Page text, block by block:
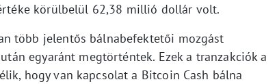
körülbelül 62,38 millió dollár volt.
több jelentős bálnabefektetői mozgást
egyaránt megtörténtek. Ezek a tranzakciók a
hogy van kapcsolat a Bitcoin Cash bálna